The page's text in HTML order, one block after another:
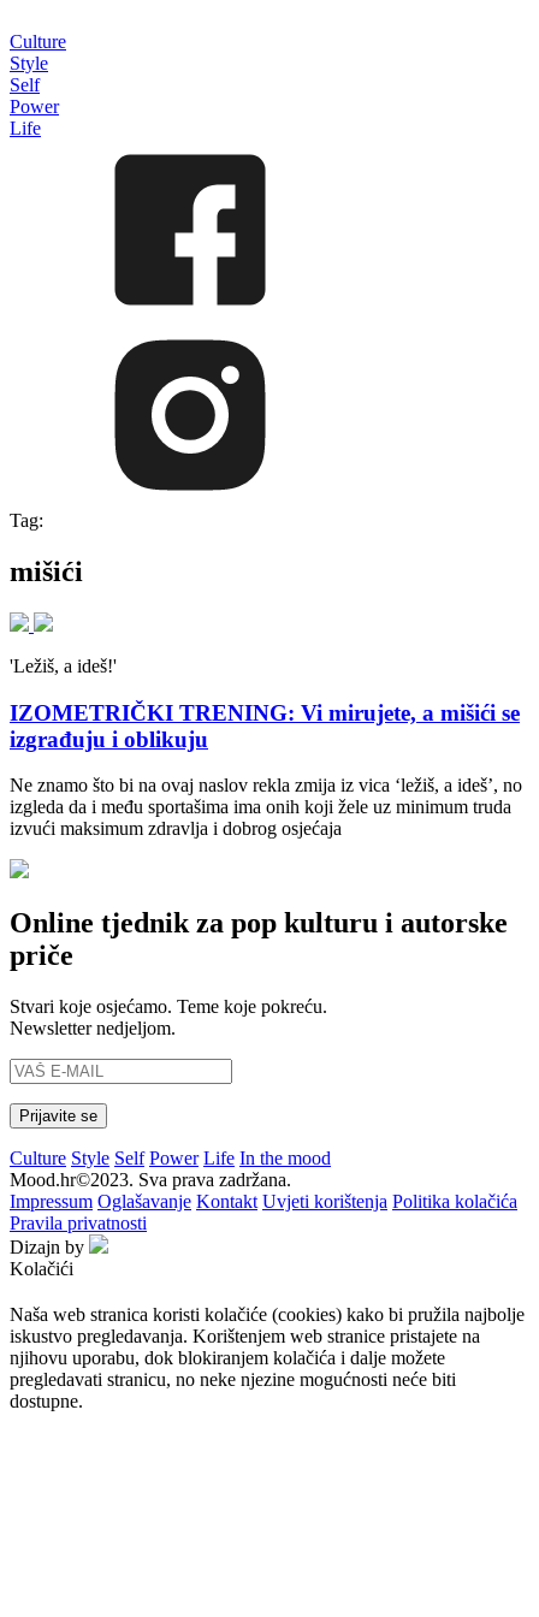
Culture
Style
Self
Power
Life
Tag:
mišići
'Ležiš, a ideš!'
IZOMETRIČKI TRENING: Vi mirujete, a mišići se
izgrađuju i oblikuju
Ne znamo što bi na ovaj naslov rekla zmija iz vica ‘ležiš, a ideš’, no
izgleda da i među sportašima ima onih koji žele uz minimum truda
izvući maksimum zdravlja i dobrog osjećaja
Online tjednik za pop kulturu i autorske
priče
Stvari koje osjećamo. Teme koje pokreću.
Newsletter nedjeljom.
Culture Style Self Power Life In the mood
Mood.hr©2023. Sva prava zadržana.
Impressum Oglašavanje Kontakt Uvjeti korištenja Politika kolačića
Pravila privatnosti
Dizajn by
Kolačići
Naša web stranica koristi kolačiće (cookies) kako bi pružila najbolje
iskustvo pregledavanja. Korištenjem web stranice pristajete na
njihovu uporabu, dok blokiranjem kolačića i dalje možete
pregledavati stranicu, no neke njezine mogućnosti neće biti
dostupne.